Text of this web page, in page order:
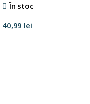
În stoc
40,99 lei